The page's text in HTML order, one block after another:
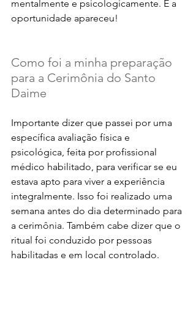
mentalmente e psicologicamente. E a
oportunidade apareceu!
Como foi a minha preparação
para a Cerimônia do Santo
Daime
Importante dizer que passei por uma
específica avaliação física e
psicológica, feita por profissional
médico habilitado, para verificar se eu
estava apto para viver a experiência
integralmente. Isso foi realizado uma
semana antes do dia determinado para
a cerimônia. Também cabe dizer que o
ritual foi conduzido por pessoas
habilitadas e em local controlado.